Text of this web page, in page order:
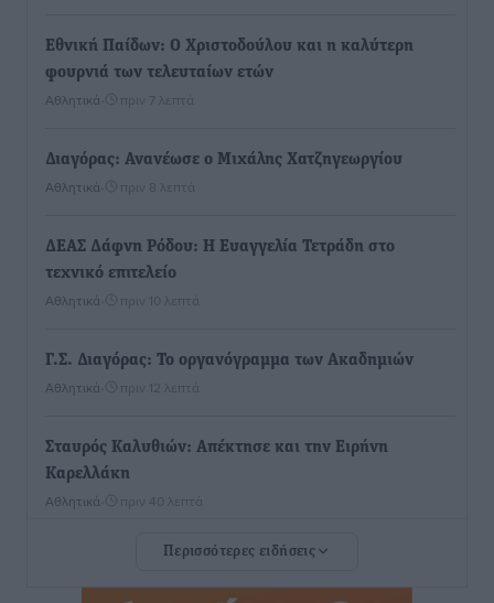
Εθνική Παίδων: Ο Χριστοδούλου και η καλύτερη
φουρνιά των τελευταίων ετών
Αθλητικά πριν 7 λεπτά
Διαγόρας: Ανανέωσε ο Μιχάλης Χατζηγεωργίου
Αθλητικά πριν 8 λεπτά
ΔΕΑΣ Δάφνη Ρόδου: Η Ευαγγελία Τετράδη στο
τεχνικό επιτελείο
Αθλητικά πριν 10 λεπτά
Γ.Σ. Διαγόρας: Το οργανόγραμμα των Ακαδημιών
Αθλητικά πριν 12 λεπτά
Σταυρός Καλυθιών: Απέκτησε και την Ειρήνη
Καρελλάκη
Αθλητικά πριν 40 λεπτά
Πρωτάθλημα Καλαθοσφαίρισης Δικηγορικών
Συλλόγων Ελλάδας και Κύπρου: Η Ρόδος φιλοξένησε
Περισσότερες ειδήσεις